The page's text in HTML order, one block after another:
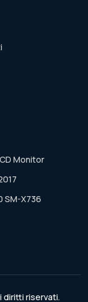
Monitor
SM-X736
diritti riservati.